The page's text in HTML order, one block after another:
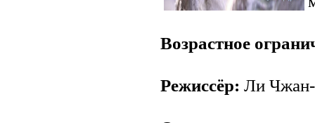
Возрастное
Режиссёр: Ли